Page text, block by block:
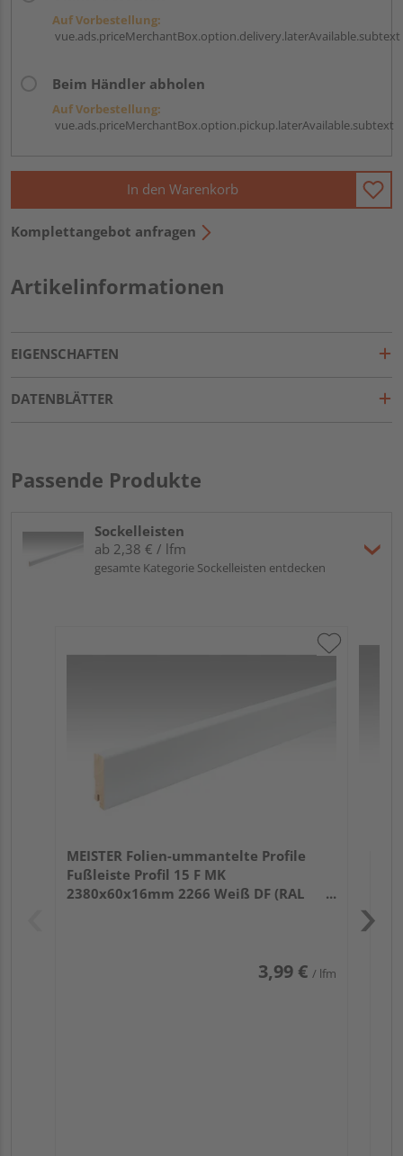
Auf Vorbestellung:
vue.ads.priceMerchantBox.option.delivery.laterAvailable.subtext
Beim Händler abholen
Auf Vorbestellung:
vue.ads.priceMerchantBox.option.pickup.laterAvailable.subtext
In den Warenkorb
Komplettangebot anfragen
Artikelinformationen
EIGENSCHAFTEN
DATENBLÄTTER
Passende Produkte
Sockelleisten
ab 2,38 € / lfm
gesamte Kategorie Sockelleisten entdecken
MEISTER Folien-ummantelte Profile
Fußleiste Profil 15 F MK
2380x60x16mm 2266 Weiß DF (RAL
3,99 € / lfm